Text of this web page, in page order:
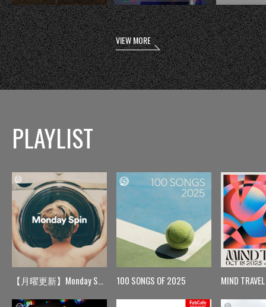
VIEW MORE
PLAYLIST
【月曜更新】Monday Spin 100 SONGS OF 2025 MIND TRAVEL